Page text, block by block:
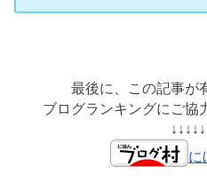
最後に、この記事が
ブログランキングにご協
に